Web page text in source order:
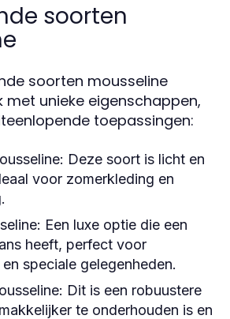
soorten
soorten mousseline
met unieke eigenschappen,
toepassingen:
Deze soort is licht en
voor zomerkleding en
Een luxe optie die een
heeft, perfect voor
speciale gelegenheden.
Dit is een robuustere
te onderhouden is en